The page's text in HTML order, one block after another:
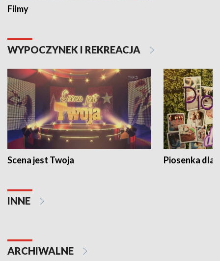
Filmy
WYPOCZYNEK I REKREACJA
Scena jest Twoja Piosenka dla
INNE
ARCHIWALNE